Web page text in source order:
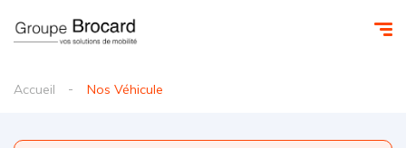
Accueil Nos Véhicule